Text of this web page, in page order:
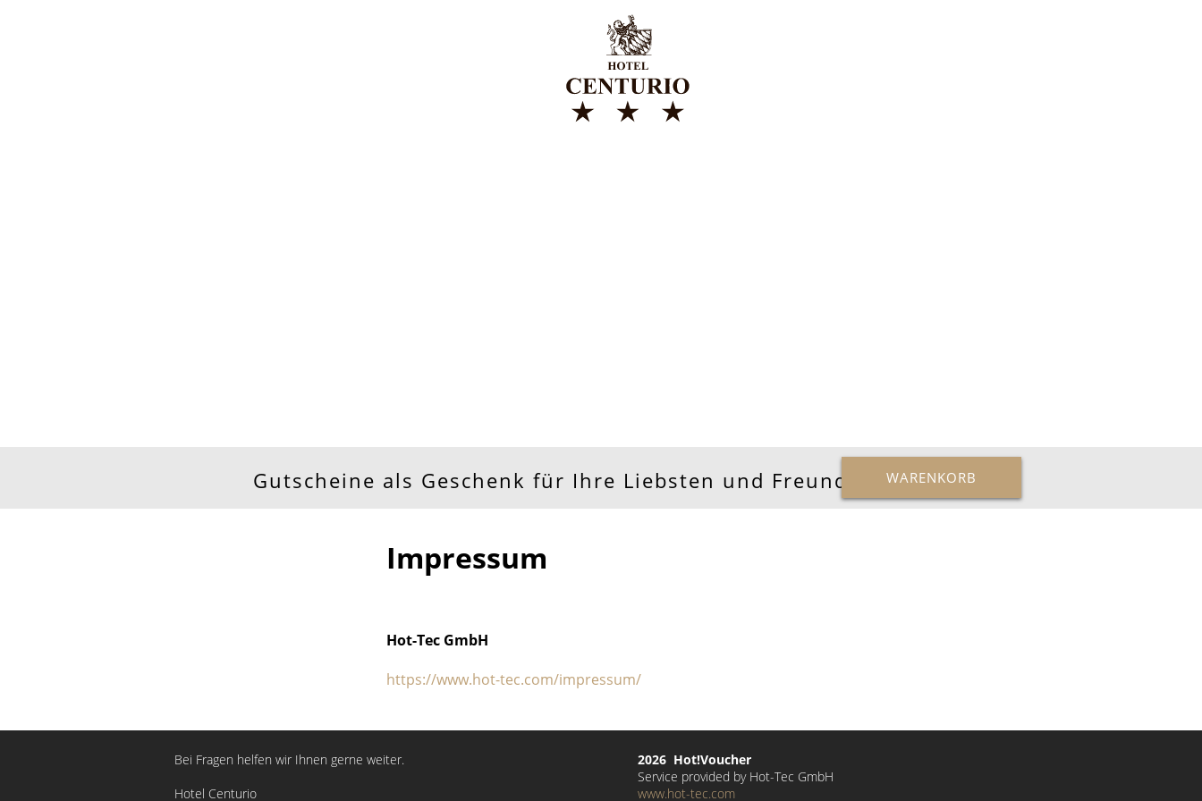
Gutscheine als Geschenk für Ihre Liebsten und Freunde WARENKORB
Impressum
Hot-Tec GmbH
https://www.hot-tec.com/impressum/
Bei Fragen helfen wir Ihnen gerne weiter.
Hotel Centurio
2026 Hot!Voucher
Service provided by Hot-Tec GmbH
www.hot-tec.com